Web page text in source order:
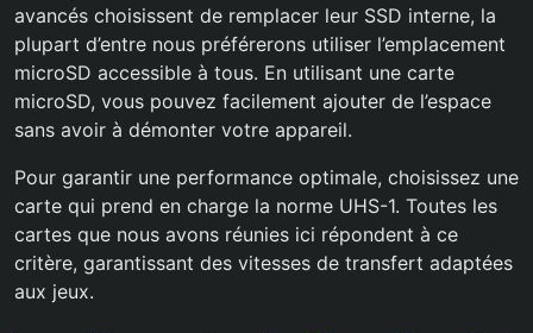
avancés choisissent de remplacer leur SSD interne, la
plupart d’entre nous préférerons utiliser l’emplacement
microSD accessible à tous. En utilisant une carte
microSD, vous pouvez facilement ajouter de l’espace
sans avoir à démonter votre appareil.
Pour garantir une performance optimale, choisissez une
carte qui prend en charge la norme UHS-1. Toutes les
cartes que nous avons réunies ici répondent à ce
critère, garantissant des vitesses de transfert adaptées
aux jeux.